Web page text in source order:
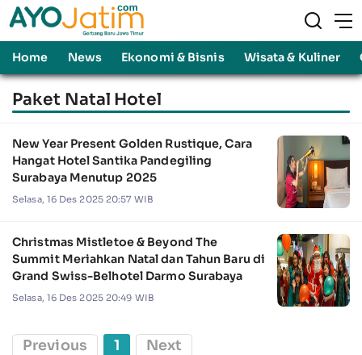
Home News Ekonomi & Bisnis Wisata & Kuliner
Paket Natal Hotel
New Year Present Golden Rustique, Cara
Hangat Hotel Santika Pandegiling
Surabaya Menutup 2025
Selasa, 16 Des 2025 20:57 WIB
Christmas Mistletoe & Beyond The
Summit Meriahkan Natal dan Tahun Baru di
Grand Swiss-Belhotel Darmo Surabaya
Selasa, 16 Des 2025 20:49 WIB
Previous 1 Next